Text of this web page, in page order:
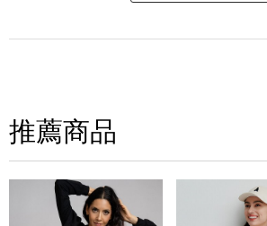
推薦商品